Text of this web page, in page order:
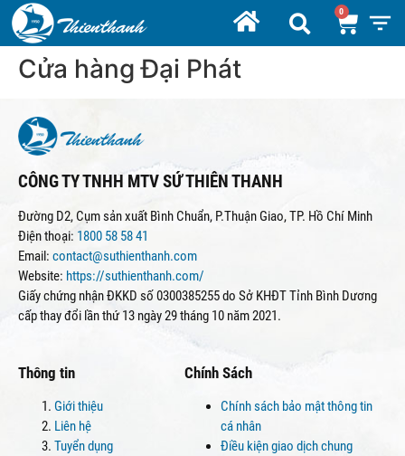
Cửa hàng Đại Phát
CÔNG TY TNHH MTV SỨ THIÊN THANH
Đường D2, Cụm sản xuất Bình Chuẩn, P.Thuận Giao, TP. Hồ Chí Minh
Điện thoại: 1800 58 58 41
Email: contact@suthienthanh.com
Website: https://suthienthanh.com/
Giấy chứng nhận ĐKKD số 0300385255 do Sở KHĐT Tỉnh Bình Dương
cấp thay đổi lần thứ 13 ngày 29 tháng 10 năm 2021.
Thông tin
Giới thiệu
Liên hệ
Tuyển dụng
Chính Sách
Chính sách bảo mật thông tin
cá nhân
Điều kiện giao dịch chung